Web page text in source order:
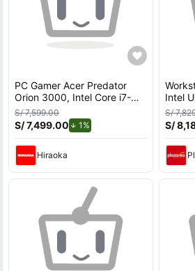
PC Gamer Acer Predator
Orion 3000, Intel Core i7-
14700F (14va Gen), NVIDIA
GeForce RTX 5060, 32GB
RAM, disco sólido de 1TB,
modelo P03-665-H610
S/ 7,599.00
S/ 7,499.00 1%
Hiraoka
Intel
SSD
S/
S/